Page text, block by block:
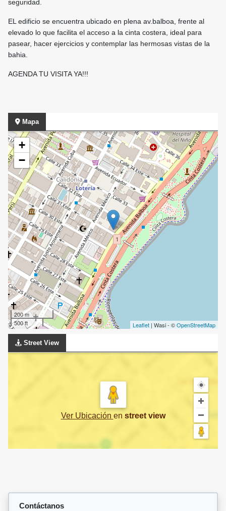
seguridad.
EL edificio se encuentra ubicado en plena av.balboa, frente al
elevado lo que facilita el acceso a la cinta costera, ideal para
pasear, hacer ejercicios y contemplar las hermosas vistas de la
bahia.
AGENDA TU VISITA YA!!!
Mapa
+
−
200 m
500 ft
Leaflet | Wasi - ©OpenStreetMap
Street View
Ver Ubicación en street view
Contáctanos